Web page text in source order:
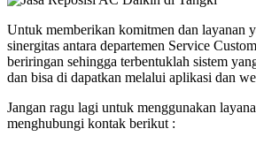
Untuk memberikan komitmen dan layanan
sinergitas antara departemen Service
beriringan sehingga terbentuklah sistem
dan bisa di dapatkan melalui aplikasi dan
Jangan ragu lagi untuk menggunakan
menghubungi kontak berikut :